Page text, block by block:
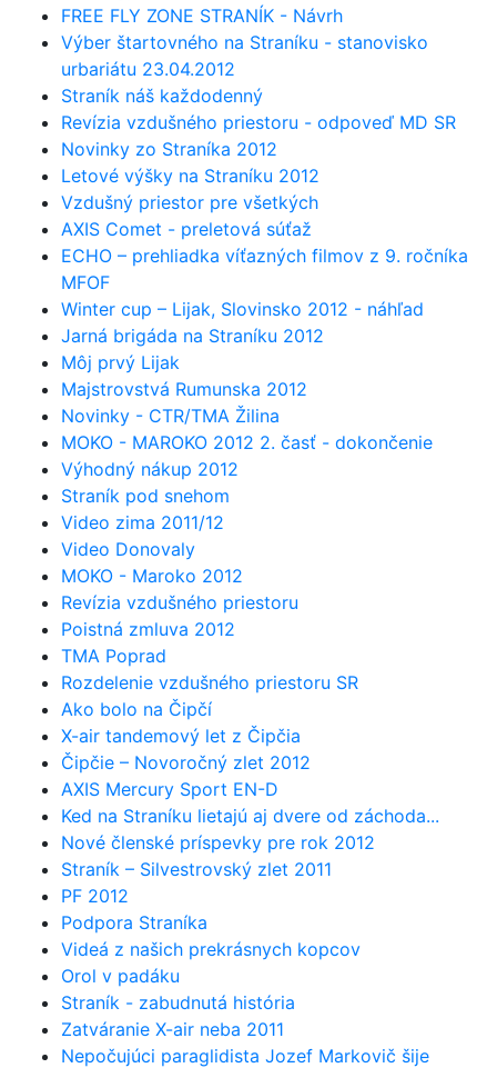
FREE FLY ZONE STRANÍK - Návrh
Výber štartovného na Straníku - stanovisko
urbariátu 23.04.2012
Straník náš každodenný
Revízia vzdušného priestoru - odpoveď MD SR
Novinky zo Straníka 2012
Letové výšky na Straníku 2012
Vzdušný priestor pre všetkých
AXIS Comet - preletová súťaž
ECHO – prehliadka víťazných filmov z 9. ročníka
MFOF
Winter cup – Lijak, Slovinsko 2012 - náhľad
Jarná brigáda na Straníku 2012
Môj prvý Lijak
Majstrovstvá Rumunska 2012
Novinky - CTR/TMA Žilina
MOKO - MAROKO 2012 2. časť - dokončenie
Výhodný nákup 2012
Straník pod snehom
Video zima 2011/12
Video Donovaly
MOKO - Maroko 2012
Revízia vzdušného priestoru
Poistná zmluva 2012
TMA Poprad
Rozdelenie vzdušného priestoru SR
Ako bolo na Čipčí
X-air tandemový let z Čipčia
Čipčie – Novoročný zlet 2012
AXIS Mercury Sport EN-D
Ked na Straníku lietajú aj dvere od záchoda...
Nové členské príspevky pre rok 2012
Straník – Silvestrovský zlet 2011
PF 2012
Podpora Straníka
Videá z našich prekrásnych kopcov
Orol v padáku
Straník - zabudnutá história
Zatváranie X-air neba 2011
Nepočujúci paraglidista Jozef Markovič šije